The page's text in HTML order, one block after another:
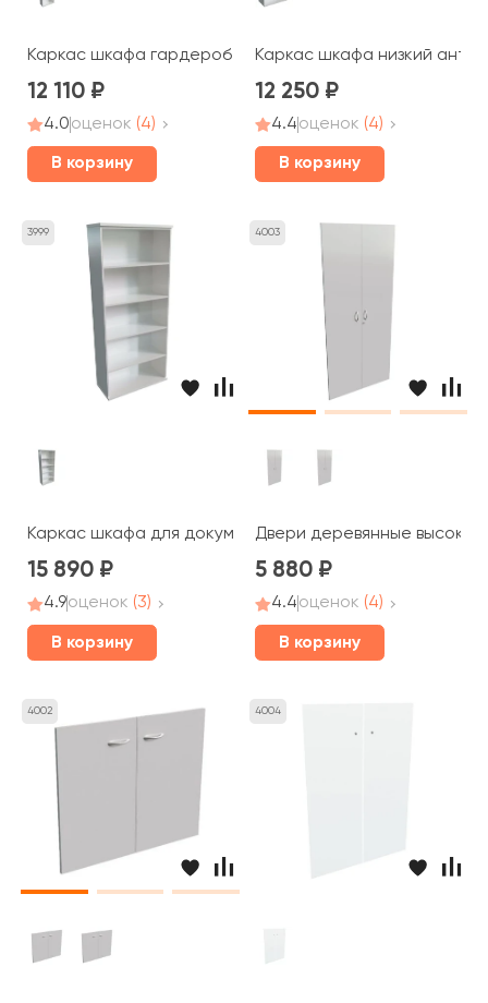
Каркас шкафа гардероб вешало выдвижное 80x36x183,5
12 110
4.0оценок (4)
В корзину
Каркас шкафa низкий
12 250
4.4оценок (4)
В корзину
3999
Каркас шкафа для документов 80x36x183,5 STEEL EVO
15 890
4.9оценок (3)
В корзину
4003
Двери деревянные высокие
5 880
4.4оценок (4)
В корзину
4002 4004